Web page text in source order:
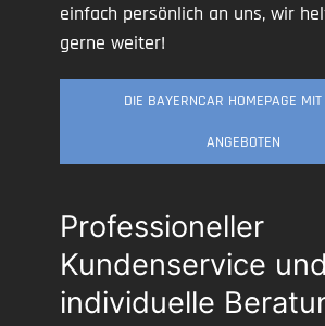
einfach persönlich an uns, wir
gerne weiter!
DIE BAYERNCAR HOMEPAGE
ANGEBOTEN
Professioneller
Kundenservice und
individuelle